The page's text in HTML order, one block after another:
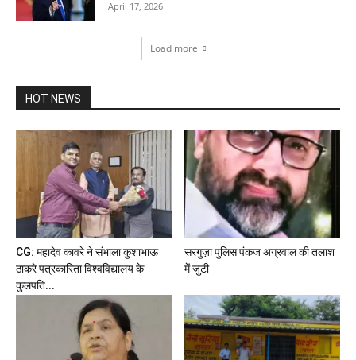
April 17, 2026
Load more
HOT NEWS
CG: महादेव कावरे ने संभाला कुशाभाऊ
ठाकरे पत्रकारिता विश्वविद्यालय के
कुलपति...
सरगुज़ा पुलिस पंकज अग्रवाल की तलाश
में जुटी